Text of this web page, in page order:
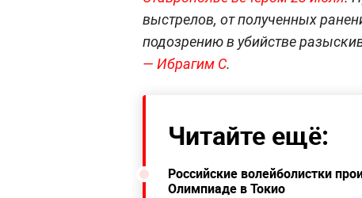
выстрелов, от полученных
подозрению в убийстве
— Ибрагим С.
Читайте ещё:
Российские волейболистки
Олимпиаде в Токио